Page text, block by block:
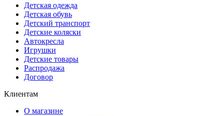
Детская одежда
Детская обувь
Детский транспорт
Детские коляски
Автокресла
Игрушки
Детские товары
Распродажа
Договор
Клиентам
О магазине